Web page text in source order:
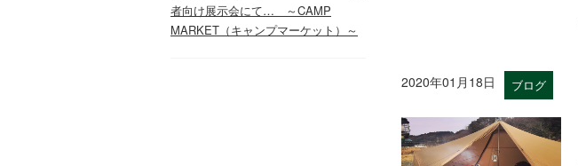
2020年01月18日 ブログ
者向け展示会にて… ～CAMP
MARKET（キャンプマーケット）～